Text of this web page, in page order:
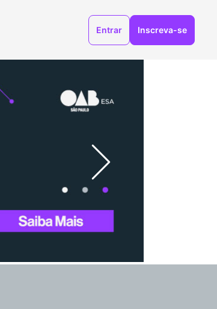
Entrar Inscreva-se